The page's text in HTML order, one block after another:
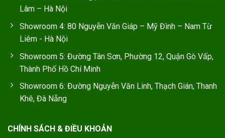
Lâm – Hà Nội
Showroom 4: 80 Nguyễn Văn Giáp – Mỹ Đình – Nam Từ
Liêm - Hà Nội
Showroom 5: Đường Tân Sơn, Phường 12, Quận Gò Vấp,
Thành Phố Hồ Chí Minh
Showroom 6: Đường Nguyễn Văn Linh, Thạch Gián, Thanh
Khê, Đà Nẵng
CHÍNH SÁCH & ĐIỀU KHOẢN